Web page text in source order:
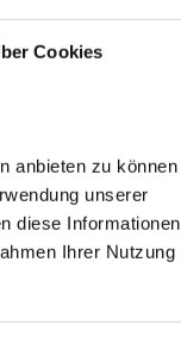
Cookies
anbieten zu können
unserer
diese Informationen
Ihrer Nutzung